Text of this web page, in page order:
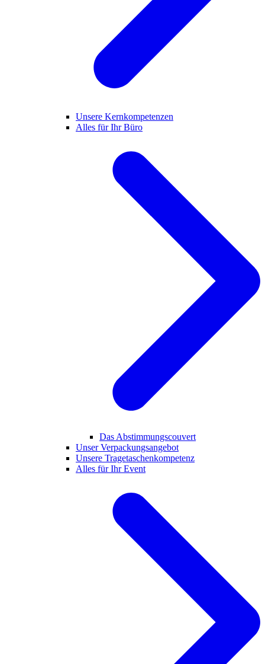
Unsere Kernkompetenzen
Alles für Ihr Büro
Das Abstimmungscouvert
Unser Verpackungsangebot
Unsere Tragetaschenkompetenz
Alles für Ihr Event